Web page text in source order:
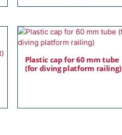
Plastic cap for 60 mm tube
(for diving platform railing)